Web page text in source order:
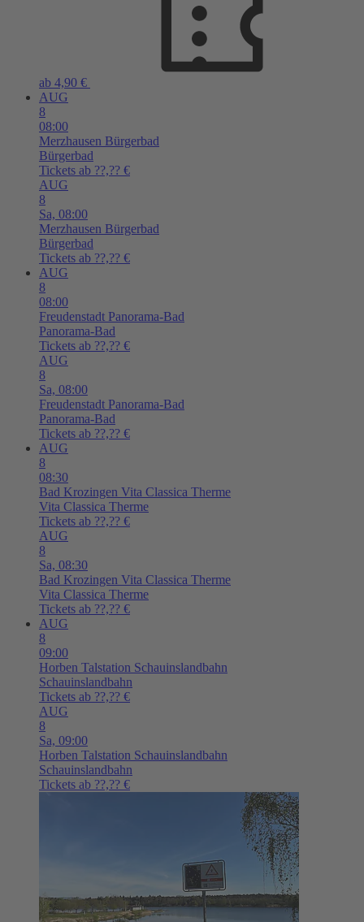
ab 4,90 €
AUG
8
08:00
Merzhausen Bürgerbad
Bürgerbad
Tickets ab ??,?? €
AUG
8
Sa, 08:00
Merzhausen Bürgerbad
Bürgerbad
Tickets ab ??,?? €
AUG
8
08:00
Freudenstadt Panorama-Bad
Panorama-Bad
Tickets ab ??,?? €
AUG
8
Sa, 08:00
Freudenstadt Panorama-Bad
Panorama-Bad
Tickets ab ??,?? €
AUG
8
08:30
Bad Krozingen Vita Classica Therme
Vita Classica Therme
Tickets ab ??,?? €
AUG
8
Sa, 08:30
Bad Krozingen Vita Classica Therme
Vita Classica Therme
Tickets ab ??,?? €
AUG
8
09:00
Horben Talstation Schauinslandbahn
Schauinslandbahn
Tickets ab ??,?? €
AUG
8
Sa, 09:00
Horben Talstation Schauinslandbahn
Schauinslandbahn
Tickets ab ??,?? €